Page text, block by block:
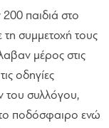
παιδιά στο
συμμετοχή τους
μέρος στις
οδηγίες
του συλλόγου,
ποδόσφαιρο ενώ